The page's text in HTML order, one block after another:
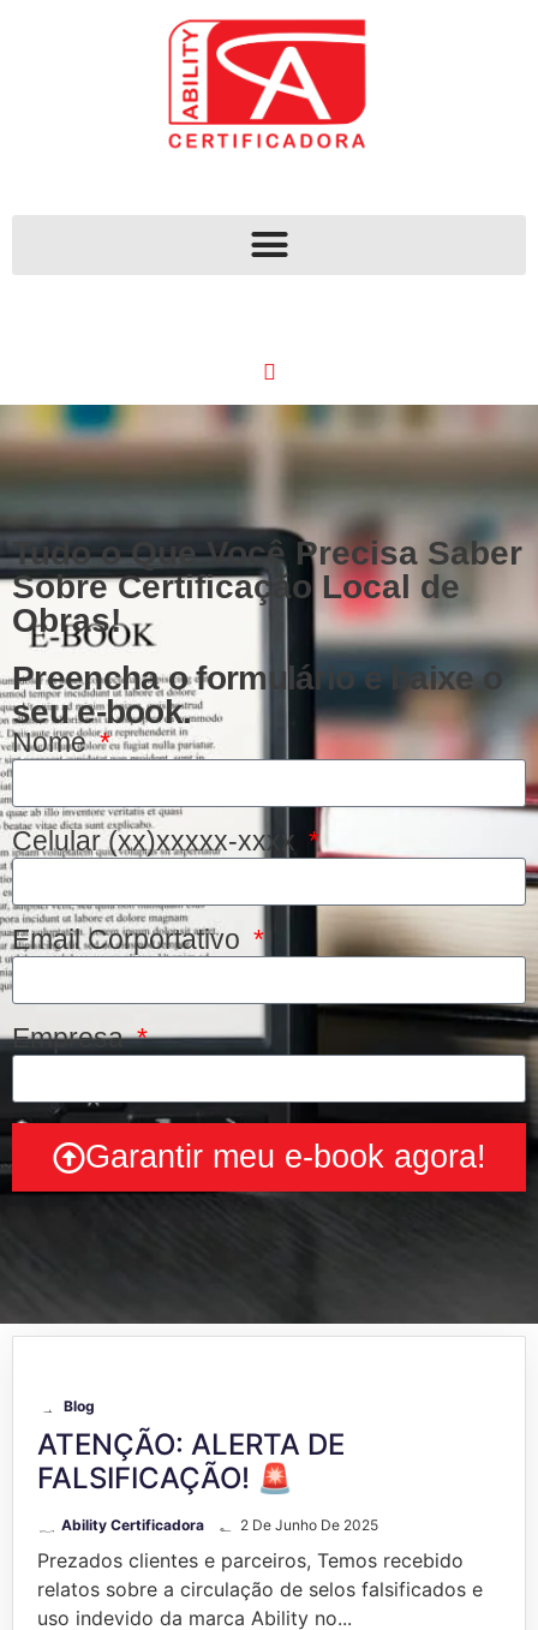
Tudo o Que Você Precisa Saber
Sobre Certificação Local de
Obras!
Preencha o formulário e baixe o
seu e-book.
Nome
Celular (xx)xxxxx-xxxx
Email Corportativo
Empresa
Garantir meu e-book agora!
Blog
ATENÇÃO: ALERTA DE
FALSIFICAÇÃO! 🚨
Ability Certificadora 2 De Junho De 2025
Prezados clientes e parceiros, Temos recebido
relatos sobre a circulação de selos falsificados e
uso indevido da marca Ability no...